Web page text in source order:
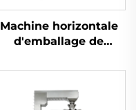
Machine horizontale
d'emballage de